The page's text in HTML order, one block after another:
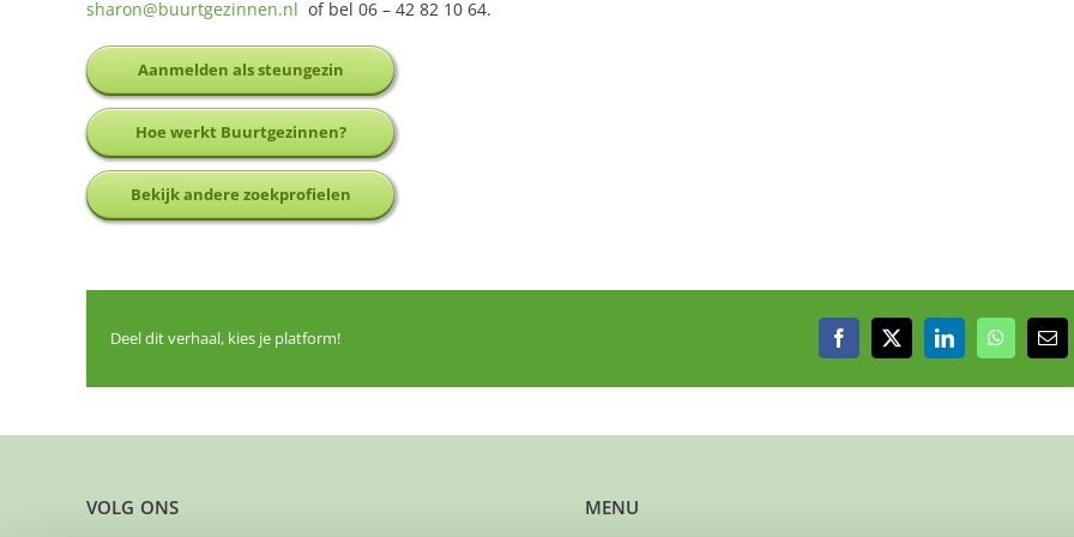
sharon@buurtgezinnen.nl of bel 06 – 42 82 10 64.
Aanmelden als steungezin
Hoe werkt Buurtgezinnen?
Bekijk andere zoekprofielen
Deel dit verhaal, kies je platform! Facebook
X LinkedInWhatsApp
E-
VOLG ONS MENU